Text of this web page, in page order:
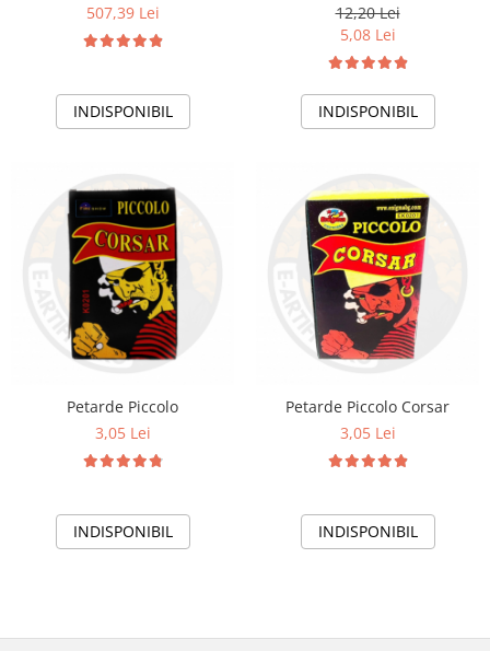
507,39 Lei
INDISPONIBIL
12,20 Lei
5,08 Lei
INDISPONIBIL
Petarde Piccolo
3,05 Lei
INDISPONIBIL
Petarde Piccolo Corsar
3,05 Lei
INDISPONIBIL